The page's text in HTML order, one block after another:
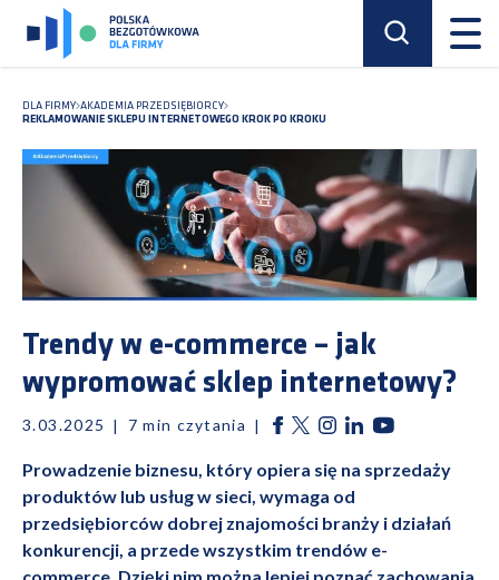
DLA FIRMY AKADEMIA PRZEDSIĘBIORCY
REKLAMOWANIE SKLEPU INTERNETOWEGO KROK PO KROKU
Trendy w e-commerce – jak
wypromować sklep internetowy?
3.03.2025 7 min czytania
Prowadzenie biznesu, który opiera się na sprzedaży
produktów lub usług w sieci, wymaga od
przedsiębiorców dobrej znajomości branży i działań
konkurencji, a przede wszystkim trendów e-